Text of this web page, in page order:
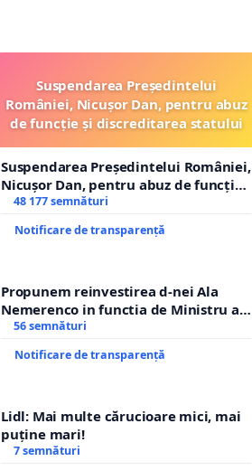
Suspendarea Președintelui
României, Nicușor Dan, pentru abuz
de funcție și discreditarea statului
Suspendarea Președintelui României,
Nicușor Dan, pentru abuz de funcție
și discreditarea statului
48 177 semnături
Notificare de transparență
Propunem reinvestirea d-nei Ala
Nemerenco in functia de Ministru al
Sanatatii
56 semnături
Notificare de transparență
Lidl: Mai multe cărucioare mici, mai
puține mari!
7 semnături